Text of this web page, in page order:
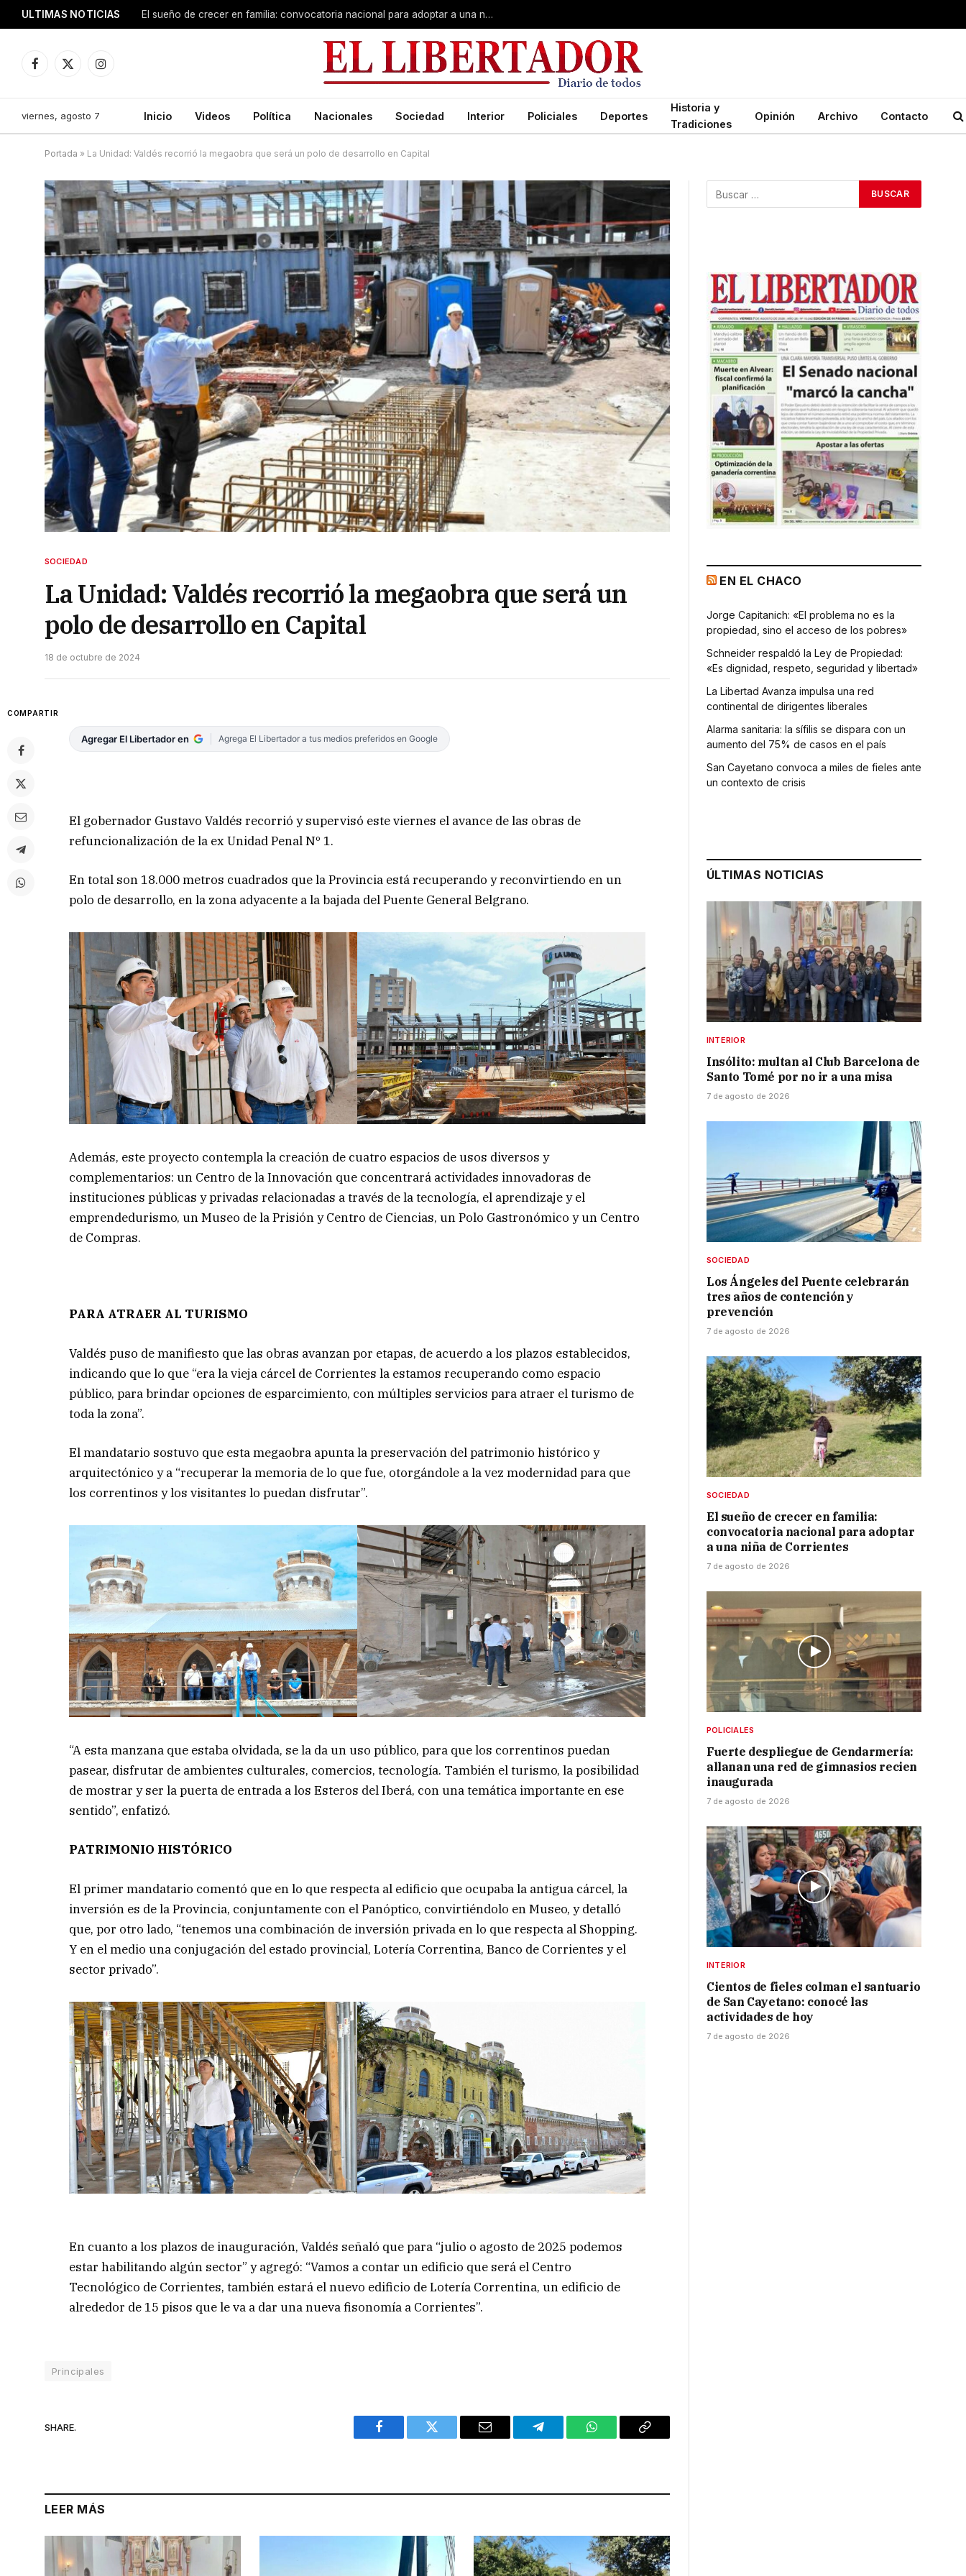
ULTIMAS NOTICIAS El sueño de crecer en familia: convocatoria nacional para adoptar a una niña de Corrientes
Facebook
X
Instagram
viernes, agosto 7 Inicio Videos Política Nacionales Sociedad Interior Policiales Deportes
Historia y
Tradiciones
Opinión Archivo Contacto
Portada » La Unidad: Valdés recorrió la megaobra que será un polo de desarrollo en Capital
SOCIEDAD
La Unidad: Valdés recorrió la megaobra que será un
polo de desarrollo en Capital
18 de octubre de 2024
COMPARTIR
Agregar El Libertador en Agrega El Libertador a tus medios preferidos en Google
El gobernador Gustavo Valdés recorrió y supervisó este viernes el avance de las obras de
refuncionalización de la ex Unidad Penal Nº 1.
En total son 18.000 metros cuadrados que la Provincia está recuperando y reconvirtiendo en un
polo de desarrollo, en la zona adyacente a la bajada del Puente General Belgrano.
Además, este proyecto contempla la creación de cuatro espacios de usos diversos y
complementarios: un Centro de la Innovación que concentrará actividades innovadoras de
instituciones públicas y privadas relacionadas a través de la tecnología, el aprendizaje y el
emprendedurismo, un Museo de la Prisión y Centro de Ciencias, un Polo Gastronómico y un Centro
de Compras.
PARA ATRAER AL TURISMO
Valdés puso de manifiesto que las obras avanzan por etapas, de acuerdo a los plazos establecidos,
indicando que lo que “era la vieja cárcel de Corrientes la estamos recuperando como espacio
público, para brindar opciones de esparcimiento, con múltiples servicios para atraer el turismo de
toda la zona”.
El mandatario sostuvo que esta megaobra apunta la preservación del patrimonio histórico y
arquitectónico y a “recuperar la memoria de lo que fue, otorgándole a la vez modernidad para que
los correntinos y los visitantes lo puedan disfrutar”.
“A esta manzana que estaba olvidada, se la da un uso público, para que los correntinos puedan
pasear, disfrutar de ambientes culturales, comercios, tecnología. También el turismo, la posibilidad
de mostrar y ser la puerta de entrada a los Esteros del Iberá, con una temática importante en ese
sentido”, enfatizó.
PATRIMONIO HISTÓRICO
El primer mandatario comentó que en lo que respecta al edificio que ocupaba la antigua cárcel, la
inversión es de la Provincia, conjuntamente con el Panóptico, convirtiéndolo en Museo, y detalló
que, por otro lado, “tenemos una combinación de inversión privada en lo que respecta al Shopping.
Y en el medio una conjugación del estado provincial, Lotería Correntina, Banco de Corrientes y el
sector privado”.
En cuanto a los plazos de inauguración, Valdés señaló que para “julio o agosto de 2025 podemos
estar habilitando algún sector” y agregó: “Vamos a contar un edificio que será el Centro
Tecnológico de Corrientes, también estará el nuevo edificio de Lotería Correntina, un edificio de
alrededor de 15 pisos que le va a dar una nueva fisonomía a Corrientes”.
Principales
SHARE.
Facebook Twitter Email Telegram WhatsAppCopy
LEER MÁS
EN EL CHACO
Jorge Capitanich: «El problema no es la
propiedad, sino el acceso de los pobres»
Schneider respaldó la Ley de Propiedad:
«Es dignidad, respeto, seguridad y libertad»
La Libertad Avanza impulsa una red
continental de dirigentes liberales
Alarma sanitaria: la sífilis se dispara con un
aumento del 75% de casos en el país
San Cayetano convoca a miles de fieles ante
un contexto de crisis
ÚLTIMAS NOTICIAS
INTERIOR
Insólito: multan al Club Barcelona de
Santo Tomé por no ir a una misa
7 de agosto de 2026
SOCIEDAD
Los Ángeles del Puente celebrarán
tres años de contención y
prevención
7 de agosto de 2026
SOCIEDAD
El sueño de crecer en familia:
convocatoria nacional para adoptar
a una niña de Corrientes
7 de agosto de 2026
POLICIALES
Fuerte despliegue de Gendarmería:
allanan una red de gimnasios recien
inaugurada
7 de agosto de 2026
INTERIOR
Cientos de fieles colman el santuario
de San Cayetano: conocé las
actividades de hoy
7 de agosto de 2026